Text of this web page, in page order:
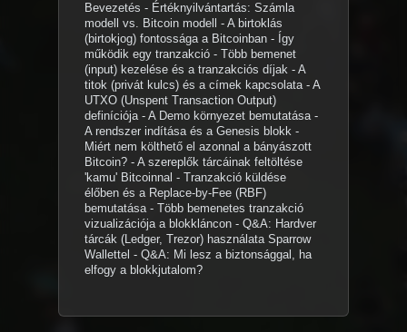
Bevezetés - Értéknyilvántartás: Számla
modell vs. Bitcoin modell - A birtoklás
(birtokjog) fontossága a Bitcoinban - Így
működik egy tranzakció - Több bemenet
(input) kezelése és a tranzakciós díjak - A
titok (privát kulcs) és a címek kapcsolata - A
UTXO (Unspent Transaction Output)
definíciója - A Demo környezet bemutatása -
A rendszer indítása és a Genesis blokk -
Miért nem költhető el azonnal a bányászott
Bitcoin? - A szereplők tárcáinak feltöltése
'kamu' Bitcoinnal - Tranzakció küldése
élőben és a Replace-by-Fee (RBF)
bemutatása - Több bemenetes tranzakció
vizualizációja a blokkláncon - Q&A: Hardver
tárcák (Ledger, Trezor) használata Sparrow
Wallettel - Q&A: Mi lesz a biztonsággal, ha
elfogy a blokkjutalom?